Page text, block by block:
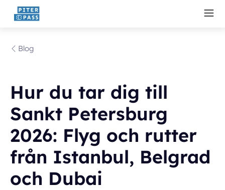
Blog
Hur du tar dig till
Sankt Petersburg
2026: Flyg och rutter
från Istanbul, Belgrad
och Dubai